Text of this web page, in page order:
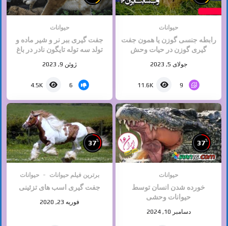
حیوانات
رابطه جنسی گوزن یا همون جفت
گیری گوزن در حیات وحش
جولای 5, 2023
9
11.6K
حیوانات
جفت گیری ببر نر و شیر ماده و
تولد سه توله تایگون نادر در باغ
ژوئن 9, 2023
6
4.5K
37%
حیوانات
خورده شدن انسان توسط
حیوانات وحشی
دسامبر 10, 2024
37%
برترین فیلم حیوانات حیوانات
جفت گیری اسب های تزئینی
فوریه 23, 2020